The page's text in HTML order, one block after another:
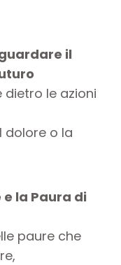
il
dietro le azioni
dolore o la
la Paura di
paure che